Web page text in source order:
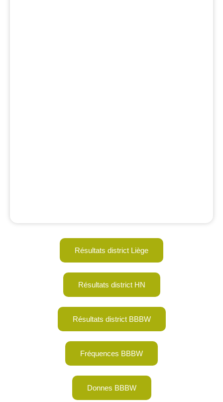
Résultats district Liège
Résultats district HN
Résultats district BBBW
Fréquences BBBW
Donnes BBBW